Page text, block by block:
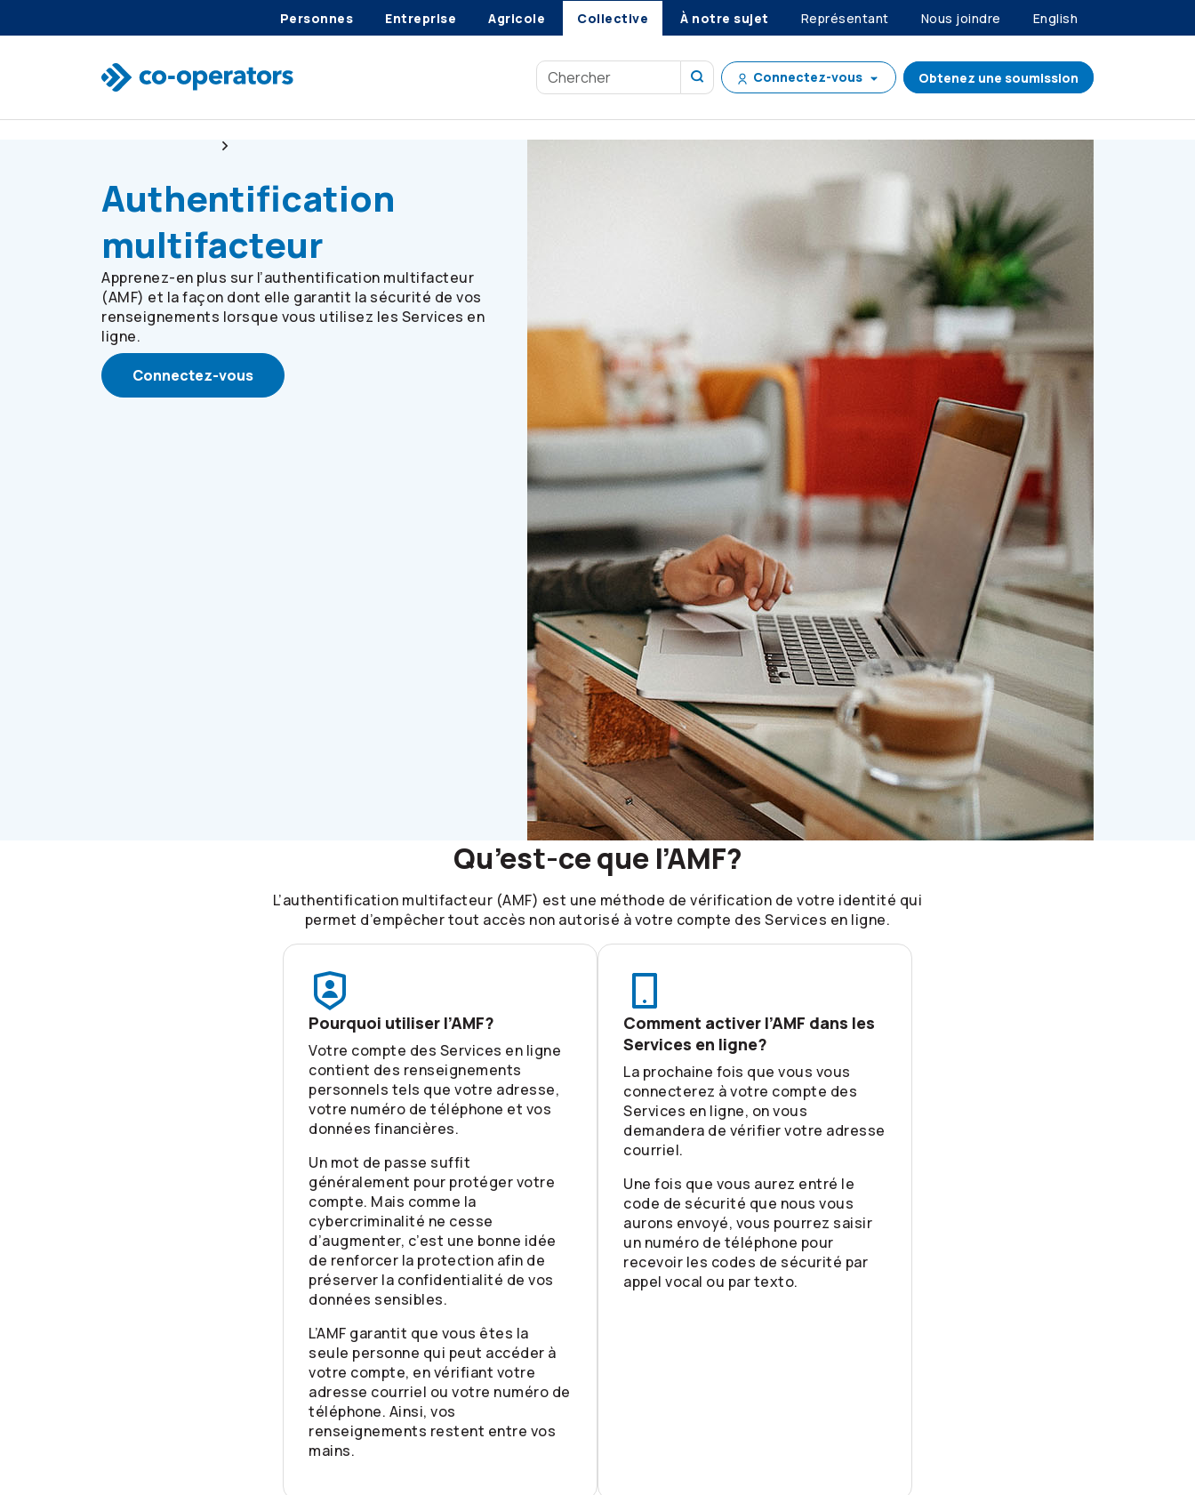
Personnes Entreprise Agricole Collective À notre sujet Représentant Nous joindre English
Connectez-vous Obtenez une soumission
Authentification
multifacteur
Apprenez-en plus sur l’authentification multifacteur
(AMF) et la façon dont elle garantit la sécurité de vos
renseignements lorsque vous utilisez les Services en
ligne.
Connectez-vous
Qu’est-ce que l’AMF?
L’authentification multifacteur (AMF) est une méthode de vérification de votre identité qui
permet d’empêcher tout accès non autorisé à votre compte des Services en ligne.
Pourquoi utiliser l’AMF?
Votre compte des Services en ligne
contient des renseignements
personnels tels que votre adresse,
votre numéro de téléphone et vos
données financières.
Un mot de passe suffit
généralement pour protéger votre
compte. Mais comme la
cybercriminalité ne cesse
d’augmenter, c’est une bonne idée
de renforcer la protection afin de
préserver la confidentialité de vos
données sensibles.
L’AMF garantit que vous êtes la
seule personne qui peut accéder à
votre compte, en vérifiant votre
adresse courriel ou votre numéro de
téléphone. Ainsi, vos
renseignements restent entre vos
mains.
Comment activer l’AMF dans les
Services en ligne?
La prochaine fois que vous vous
connecterez à votre compte des
Services en ligne, on vous
demandera de vérifier votre adresse
courriel.
Une fois que vous aurez entré le
code de sécurité que nous vous
aurons envoyé, vous pourrez saisir
un numéro de téléphone pour
recevoir les codes de sécurité par
appel vocal ou par texto.